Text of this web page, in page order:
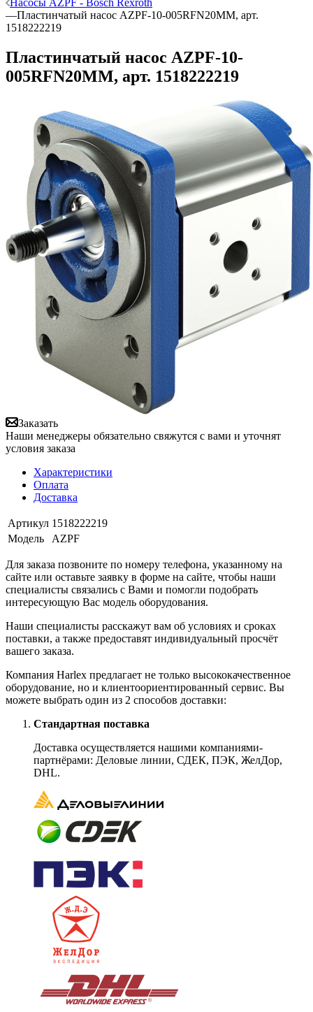
Насосы AZPF - Bosch Rexroth
—Пластинчатый насос AZPF-10-005RFN20MM, арт.
1518222219
Пластинчатый насос AZPF-10-
005RFN20MM, арт. 1518222219
Заказать
Наши менеджеры обязательно свяжутся с вами и уточнят
условия заказа
Характеристики
Оплата
Доставка
Артикул 1518222219
Модель
AZPF
Для заказа позвоните по номеру телефона, указанному на
сайте или оставьте заявку в форме на сайте, чтобы наши
специалисты связались с Вами и помогли подобрать
интересующую Вас модель оборудования.
Наши специалисты расскажут вам об условиях и сроках
поставки, а также предоставят индивидуальный просчёт
вашего заказа.
Компания Harlex предлагает не только высококачественное
оборудование, но и клиентоориентированный сервис. Вы
можете выбрать один из 2 способов доставки:
Стандартная поставка
Доставка осуществляется нашими компаниями-
партнёрами: Деловые линии, СДЕК, ПЭК, ЖелДор,
DHL.